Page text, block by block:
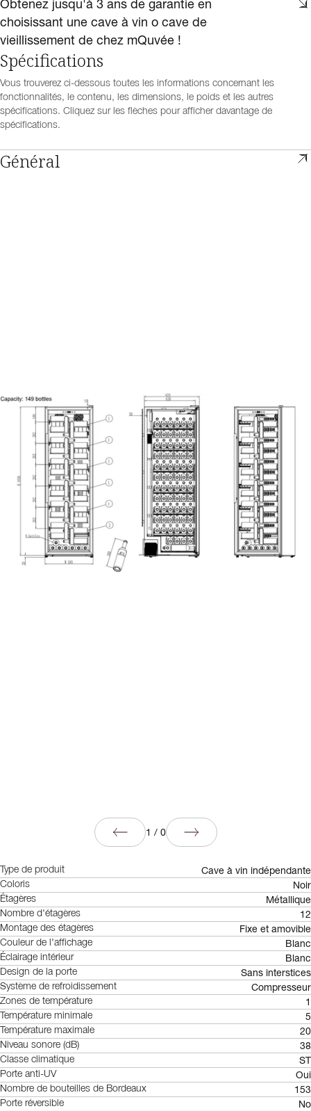
Obtenez jusqu'à 3 ans de garantie en
choisissant une cave à vin o cave de
vieillissement de chez mQuvée !
Spécifications
Vous trouverez ci-dessous toutes les informations concernant les
fonctionnalités, le contenu, les dimensions, le poids et les autres
spécifications. Cliquez sur les flèches pour afficher davantage de
spécifications.
Général
1 / 0
Type de produit Cave à vin indépendante
Coloris Noir
Étagères Métallique
Nombre d'étagères 12
Montage des étagères Fixe et amovible
Couleur de l'affichage Blanc
Éclairage intérieur Blanc
Design de la porte Sans interstices
Système de refroidissement Compresseur
Zones de température 1
Température minimale 5
Température maximale 20
Niveau sonore (dB) 38
Classe climatique ST
Porte anti-UV Oui
Nombre de bouteilles de Bordeaux 153
Porte réversible No